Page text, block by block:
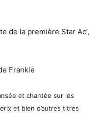
de la première Star Ac’,
et chantée sur les
et bien d’autres titres